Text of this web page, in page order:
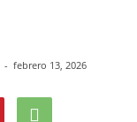
- febrero 13, 2026